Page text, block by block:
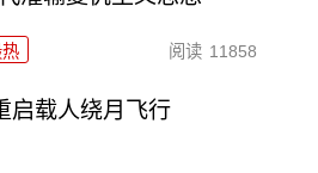
阅读 11858
载人绕月飞行